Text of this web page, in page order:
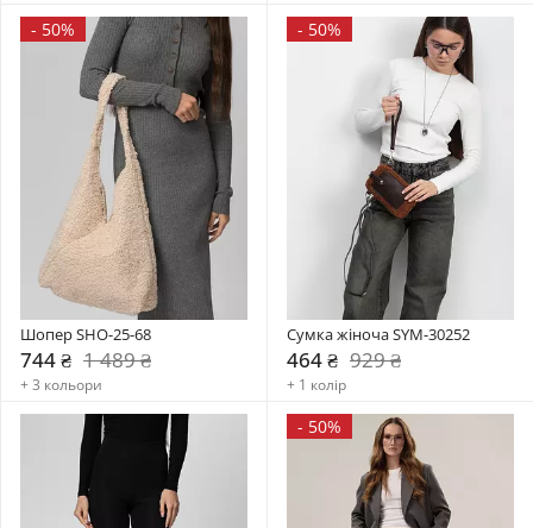
- 50%
Шопер SHO-25-68
744 ₴ 1 489 ₴
+ 3 кольори
- 50%
Сумка жіноча SYM-30252
464 ₴ 929 ₴
+ 1 колір
- 50%